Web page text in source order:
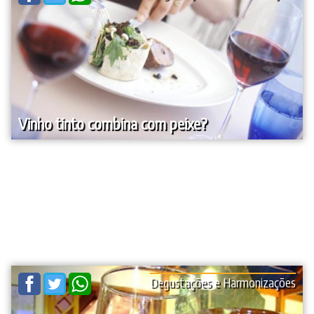
Vinho tinto combina com peixe?
Degustações e Harmonizações